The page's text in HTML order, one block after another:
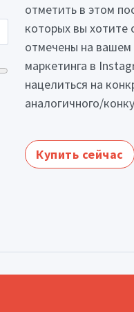
отметить в этом
которых вы хотите
отмечены на
маркетинга в
нацелиться на
аналогичного/
Купить сейчас